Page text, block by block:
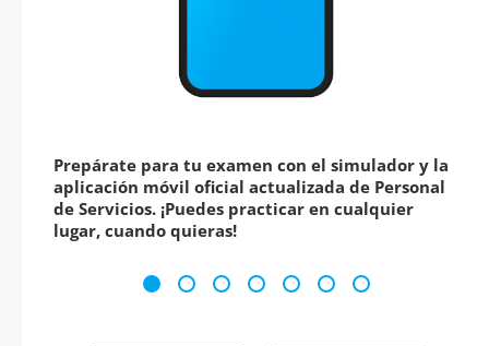
Prepárate para tu examen con el simulador y la
aplicación móvil oficial actualizada de Personal
de Servicios. ¡Puedes practicar en cualquier
lugar, cuando quieras!